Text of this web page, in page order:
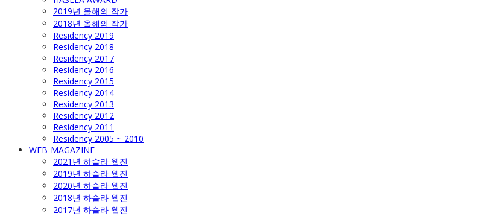
2019년 올해의 작가
2018년 올해의 작가
Residency 2019
Residency 2018
Residency 2017
Residency 2016
Residency 2015
Residency 2014
Residency 2013
Residency 2012
Residency 2011
Residency 2005 ~ 2010
WEB-MAGAZINE
2021년 하슬라 웹진
2019년 하슬라 웹진
2020년 하슬라 웹진
2018년 하슬라 웹진
2017년 하슬라 웹진